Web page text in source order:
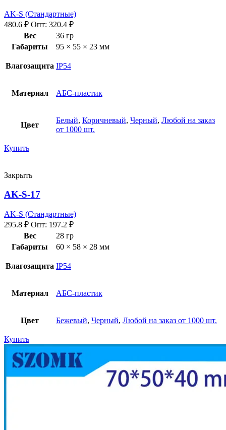
AK-S (Стандартные)
480.6 ₽ Опт: 320.4 ₽
Вес
36 гр
Габариты
95 × 55 × 23 мм
Влагозащита IP54
Материал АБС-пластик
Цвет
Белый, Коричневый, Черный, Любой на заказ
от 1000 шт.
Купить
Закрыть
AK-S-17
AK-S (Стандартные)
295.8 ₽ Опт: 197.2 ₽
Вес
28 гр
Габариты
60 × 58 × 28 мм
Влагозащита IP54
Материал АБС-пластик
Цвет Бежевый, Черный, Любой на заказ от 1000 шт.
Купить